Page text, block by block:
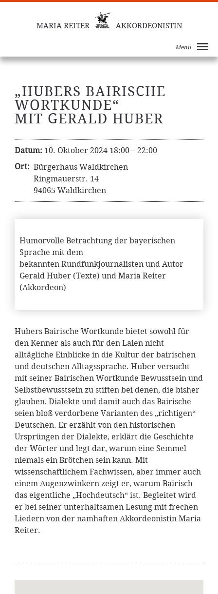
MARIA REITER AKKORDEONISTIN
Menu
„HUBERS BAIRISCHE
WORTKUNDE“
MIT GERALD HUBER
Datum: 10. Oktober 2024 18:00 – 22:00
Ort: Bürgerhaus Waldkirchen
Ringmauerstr. 14
94065 Waldkirchen
Humorvolle Betrachtung der bayerischen
Sprache mit dem
bekannten Rundfunkjournalisten und Autor
Gerald Huber (Texte) und Maria Reiter
(Akkordeon)
Hubers Bairische Wortkunde bietet sowohl für
den Kenner als auch für den Laien nicht
alltägliche Einblicke in die Kultur der bairischen
und deutschen Alltagssprache. Huber versucht
mit seiner Bairischen Wortkunde Bewusstsein und
Selbstbewusstsein zu stiften bei denen, die bisher
glauben, Dialekte und damit auch das Bairische
seien bloß verdorbene Varianten des „richtigen“
Deutschen. Er erzählt von den historischen
Ursprüngen der Dialekte, erklärt die Geschichte
der Wörter und legt dar, warum eine Semmel
niemals ein Brötchen sein kann. Mit
wissenschaftlichem Fachwissen, aber immer auch
einem Augenzwinkern zeigt er, warum Bairisch
das eigentliche „Hochdeutsch“ ist. Begleitet wird
er bei seiner unterhaltsamen Lesung mit frechen
Liedern von der namhaften Akkordeonistin Maria
Reiter.